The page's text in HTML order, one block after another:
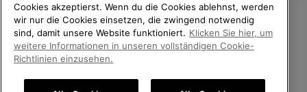
Deutschland
©2026SOREL. Alle Rechte vorbehalten.
Datenschutz Nutzungsbedingungen
WILLKOMMEN BEI SOREL.
BITTE WÄHLEN SIE IHR
LIEFERLAND.
Cookies akzeptierst. Wenn du die Cookies ablehnst, werden
wir nur die Cookies einsetzen, die zwingend notwendig
sind, damit unsere Website funktioniert. Klicken Sie hier, um
weitere Informationen in unseren vollständigen Cookie-
Richtlinien einzusehen.